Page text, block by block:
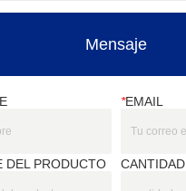
Mensaje
*EMAIL
DEL PRODUCTO CANTIDAD